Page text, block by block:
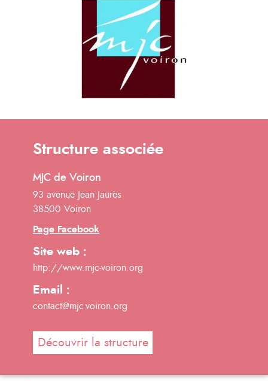
Structure associée
MJC de Voiron
93 avenue Jean Jaurès
38500 Voiron
Page Facebook
Site web :
http://www.mjc-voiron.org
Email :
contact@mjc-voiron.org
Découvrir la structure